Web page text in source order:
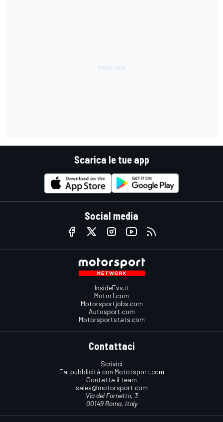
Scarica le tue app
Social media
InsideEvs.it
Motor1.com
Motorsportjobs.com
Autosport.com
Motorsportstats.com
Contattaci
Scrivici
Fai pubblicità con Mototsport.com
Contatta il team
sales@motorsport.com
Via del Fornetto, 3
00149 Roma, Italy